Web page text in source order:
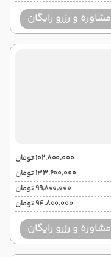
مشاوره و رزرو رایگان
۱۰۲٬۸۰۰٬۰۰۰ تومان
۱۳۳٬۶۰۰٬۰۰۰ تومان
۹۹٬۸۰۰٬۰۰۰ تومان
۹۴٬۸۰۰٬۰۰۰ تومان
مشاوره و رزرو رایگان